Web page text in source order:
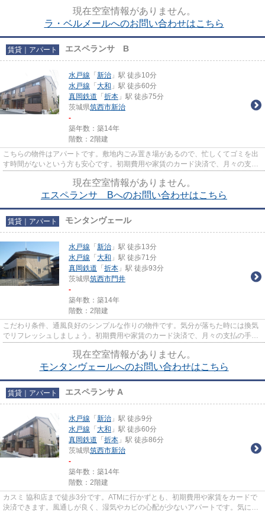
現在空室情報がありません。
ラ・ベルメールへのお問い合わせはこちら
賃貸｜アパート エスペランサ B
水戸線 「 新治 」駅 徒歩10分
水戸線 「 大和 」駅 徒歩60分
真岡鉄道 「 折本 」駅 徒歩75分
茨城県筑西市新治
-
築年数：築14年
階数：2階建
こちらの物件はアパートです。敷地内ごみ置き場があるので、忙しくてゴミを出
す時間がないという方も安心です。初期費用や家賃のカード決済で、月々の支払
現在空室情報がありません。
エスペランサ Bへのお問い合わせはこちら
賃貸｜アパート モンタンヴェール
水戸線 「 新治 」駅 徒歩13分
水戸線 「 大和 」駅 徒歩71分
真岡鉄道 「 折本 」駅 徒歩93分
茨城県筑西市門井
-
築年数：築14年
階数：2階建
こだわり条件、通風良好のシンプルな作りの物件です。気分が落ちた時には換気
でリフレッシュしましょう。初期費用や家賃のカード決済で、月々の支払の手間
現在空室情報がありません。
モンタンヴェールへのお問い合わせはこちら
賃貸｜アパート エスペランサ A
水戸線 「 新治 」駅 徒歩9分
水戸線 「 大和 」駅 徒歩60分
真岡鉄道 「 折本 」駅 徒歩86分
茨城県筑西市新治
-
築年数：築14年
階数：2階建
カスミ 協和店まで徒歩3分です。ATMに行かずとも、初期費用や家賃をカードで
決済できます。風通しが良く、湿気やカビの心配が少ないアパートです。気にな